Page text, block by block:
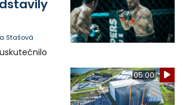
Stašová
05:00